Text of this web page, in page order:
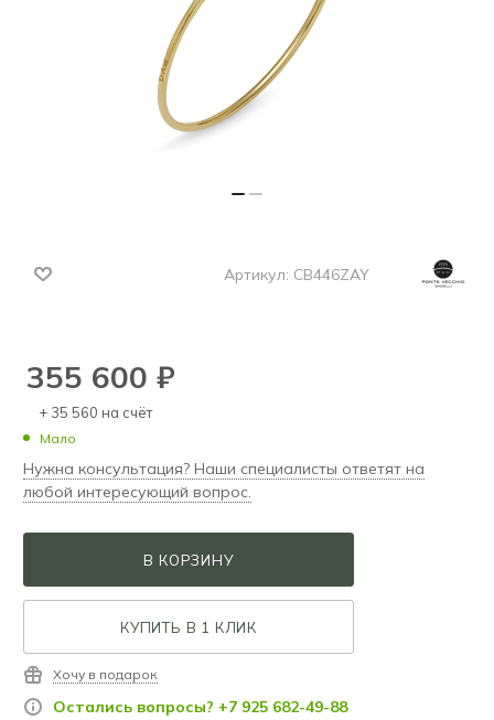
Артикул: CB446ZAY
355 600 ₽
+ 35 560 на счёт
Мало
Нужна консультация? Наши специалисты ответят на
любой интересующий вопрос.
В КОРЗИНУ
КУПИТЬ В 1 КЛИК
Хочу в подарок
Остались вопросы? +7 925 682-49-88